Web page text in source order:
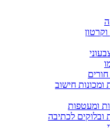
ומכונות חישוב
ומעטפות
ובלוקים לכתיבה